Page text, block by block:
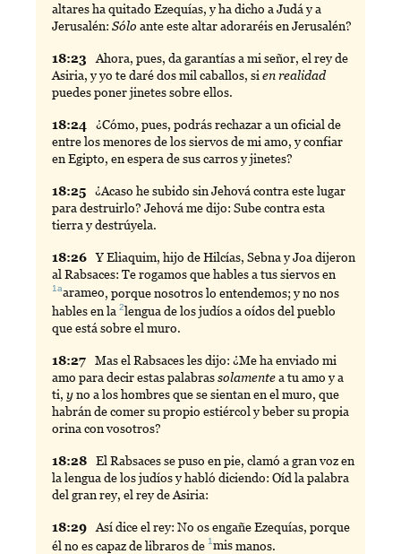
altares ha quitado Ezequías, y ha dicho a Judá y a
Jerusalén:Sólo ante este altar adoraréis en Jerusalén?
18:23 Ahora, pues, da garantías a mi señor, el rey de
Asiria, y yo te daré dos mil caballos, sien realidad
puedes poner jinetes sobre ellos.
18:24
¿Cómo, pues, podrás rechazar a un oficial de
entre los menores de los siervos de mi amo, y confiar
en Egipto, en espera de sus carros y jinetes?
18:25
¿Acaso he subido sin Jehová contra este lugar
para destruirlo? Jehová me dijo: Sube contra esta
tierra y destrúyela.
18:26 YEliaquim, hijo de Hilcías, Sebna y Joa dijeron
al Rabsaces: Te rogamos que hables a tus siervos en
1aarameo , porque nosotros lo entendemos; y no nos
hables en la2lengua de los judíos a oídos del pueblo
que está sobre el muro.
18:27 Masel Rabsaces les dijo: ¿Me ha enviado mi
amo para decir estas palabrassolamentea tu amo y a
ti,yno a los hombres que se sientan en el muro, que
habrán de comer su propio estiércol y beber su propia
orina con vosotros?
18:28 El Rabsaces se puso en pie, clamó a gran voz en
la lengua de los judíos y habló diciendo: Oíd la palabra
del gran rey, el rey de Asiria:
18:29 Asídice el rey: No os engañe Ezequías, porque
él no es capaz de libraros de1mismanos.